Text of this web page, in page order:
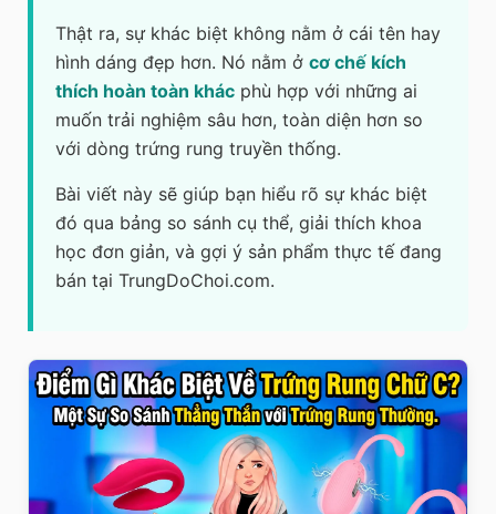
Thật ra, sự khác biệt không nằm ở cái tên hay
hình dáng đẹp hơn. Nó nằm ở cơ chế kích
thích hoàn toàn khác phù hợp với những ai
muốn trải nghiệm sâu hơn, toàn diện hơn so
với dòng trứng rung truyền thống.
Bài viết này sẽ giúp bạn hiểu rõ sự khác biệt
đó qua bảng so sánh cụ thể, giải thích khoa
học đơn giản, và gợi ý sản phẩm thực tế đang
bán tại TrungDoChoi.com.